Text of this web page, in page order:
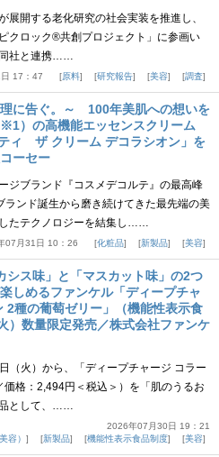
展開する老化研究の社会実装を推進し、
クロック®共創プロジェクト」に参画い
同社と連携……
17：47 原料 研究報告 美容 調査
理に告ぐ。～ 100年美肌への想いを
）の高機能エッセンスクリーム
ティ ザ クリーム デコラシオン」を
ーセー
ジブランド『コスメデコルテ』の最高峰
ランド誕生から磨き続けてきた最先端の美
たテクノロジーを結集し……
07月31日 10：26 化粧品 新製品 美容
シス味」と「マスカット味」の2つ
しめるファンケル「ディープチャ
2種の葡萄ゼリー」（機能性表示食
）数量限定発売／株式会社ファンケ
（火）から、「ディープチャージ コラー
格：2,494円＜税込＞）を「肌のうるお
品として、……
2026年07月30日 19：21
容） 新製品 機能性表示食品制度 美容